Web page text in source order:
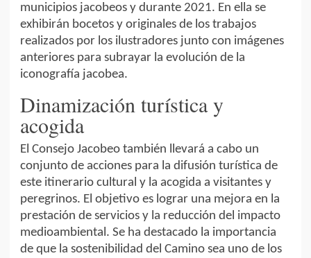
municipios jacobeos y durante 2021. En ella se
exhibirán bocetos y originales de los trabajos
realizados por los ilustradores junto con imágenes
anteriores para subrayar la evolución de la
iconografía jacobea.
Dinamización turística y
acogida
El Consejo Jacobeo también llevará a cabo un
conjunto de acciones para la difusión turística de
este itinerario cultural y la acogida a visitantes y
peregrinos. El objetivo es lograr una mejora en la
prestación de servicios y la reducción del impacto
medioambiental. Se ha destacado la importancia
de que la sostenibilidad del Camino sea uno de los